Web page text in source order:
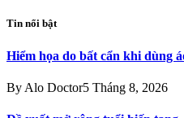
Tin nổi bật
Hiểm họa do bất cẩn khi dùng
By Alo Doctor5 Tháng 8, 2026